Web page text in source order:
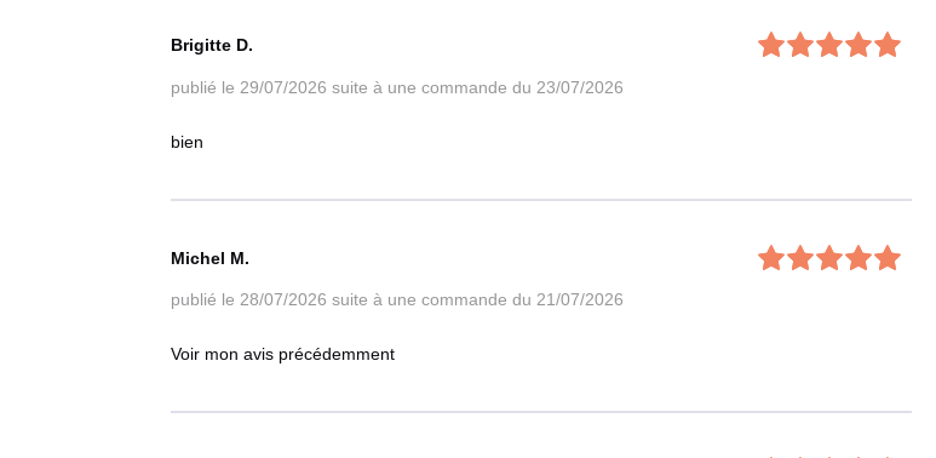
Brigitte D.
publié le 29/07/2026 suite à une commande du 23/07/2026
bien
Michel M.
publié le 28/07/2026 suite à une commande du 21/07/2026
Voir mon avis précédemment